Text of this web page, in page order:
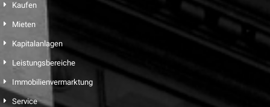
Kaufen
Mieten
Kapitalanlagen
Leistungsbereiche
Immobilienvermarktung
Service